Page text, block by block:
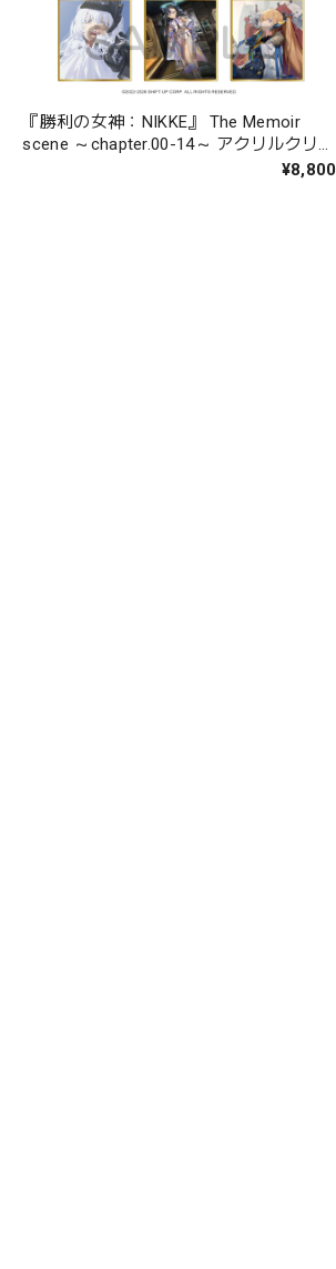
『勝利の女神：NIKKE』 The Memoir
scene ～chapter.00-14～ アクリルクリア
¥8,800